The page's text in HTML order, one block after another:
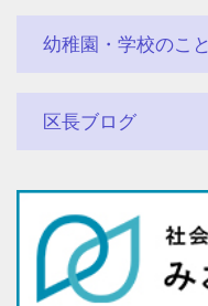
幼稚園・学校のこと
区長ブログ